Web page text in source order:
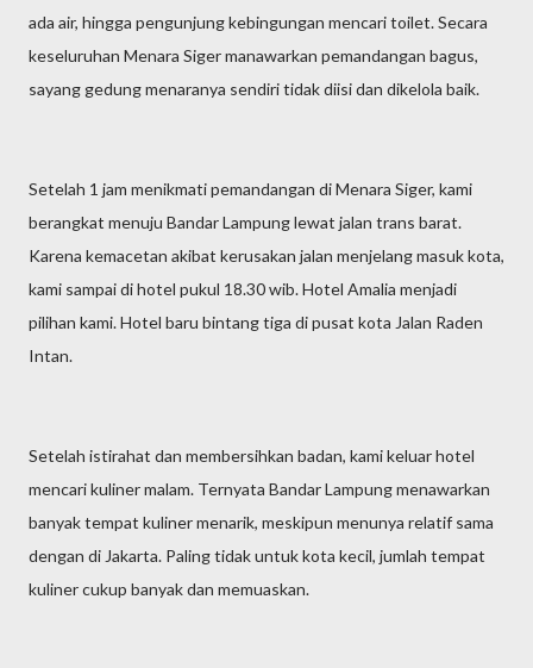
ada air, hingga pengunjung kebingungan mencari toilet. Secara
keseluruhan Menara Siger manawarkan pemandangan bagus,
sayang gedung menaranya sendiri tidak diisi dan dikelola baik.
Setelah 1 jam menikmati pemandangan di Menara Siger, kami
berangkat menuju Bandar Lampung lewat jalan trans barat.
Karena kemacetan akibat kerusakan jalan menjelang masuk kota,
kami sampai di hotel pukul 18.30 wib. Hotel Amalia menjadi
pilihan kami. Hotel baru bintang tiga di pusat kota Jalan Raden
Intan.
Setelah istirahat dan membersihkan badan, kami keluar hotel
mencari kuliner malam. Ternyata Bandar Lampung menawarkan
banyak tempat kuliner menarik, meskipun menunya relatif sama
dengan di Jakarta. Paling tidak untuk kota kecil, jumlah tempat
kuliner cukup banyak dan memuaskan.